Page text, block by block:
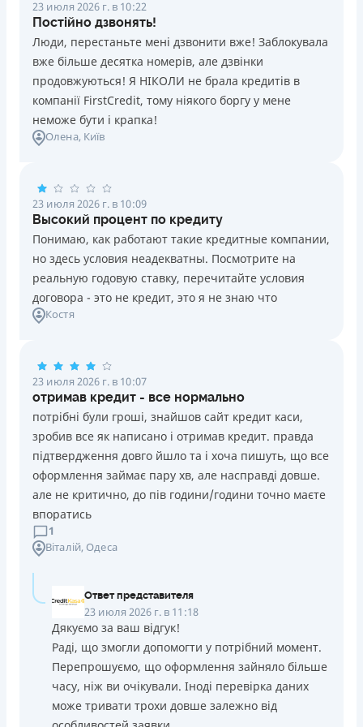
23 июля 2026 г. в 10:22
Постійно дзвонять!
Люди, перестаньте мені дзвонити вже! Заблокувала
вже більше десятка номерів, але дзвінки
продовжуються! Я НІКОЛИ не брала кредитів в
компанії FirstCredit, тому ніякого боргу у мене
неможе бути і крапка!
Олена, Київ
23 июля 2026 г. в 10:09
Высокий процент по кредиту
Понимаю, как работают такие кредитные компании,
но здесь условия неадекватны. Посмотрите на
реальную годовую ставку, перечитайте условия
договора - это не кредит, это я не знаю что
Костя
23 июля 2026 г. в 10:07
отримав кредит - все нормально
потрібні були гроші, знайшов сайт кредит каси,
зробив все як написано і отримав кредит. правда
підтвердження довго йшло та і хоча пишуть, що все
оформлення займає пару хв, але насправді довше.
але не критично, до пів години/години точно маєте
впоратись
1
Віталій, Одеса
Ответ представителя
23 июля 2026 г. в 11:18
Дякуємо за ваш відгук!
Раді, що змогли допомогти у потрібний момент.
Перепрошуємо, що оформлення зайняло більше
часу, ніж ви очікували. Іноді перевірка даних
може тривати трохи довше залежно від